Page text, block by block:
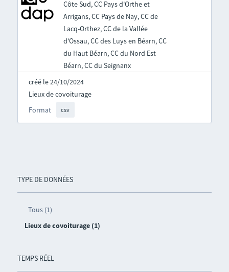
TYPE DE DONNÉES
Tous (1)
Lieux de covoiturage (1)
TEMPS RÉEL
Côte Sud, CC Pays d'Orthe et
Arrigans, CC Pays de Nay, CC de
Lacq-Orthez, CC de la Vallée
d'Ossau, CC des Luys en Béarn, CC
du Haut Béarn, CC du Nord Est
Béarn, CC du Seignanx
créé le 24/10/2024
Format csv
Lieux de covoiturage